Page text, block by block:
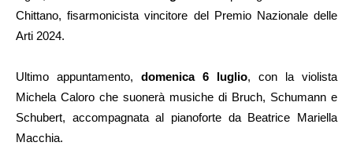
Chittano, fisarmonicista vincitore del Premio Nazionale delle
Arti 2024.
Ultimo appuntamento, domenica 6 luglio, con la violista
Michela Caloro che suonerà musiche di Bruch, Schumann e
Schubert, accompagnata al pianoforte da Beatrice Mariella
Macchia.